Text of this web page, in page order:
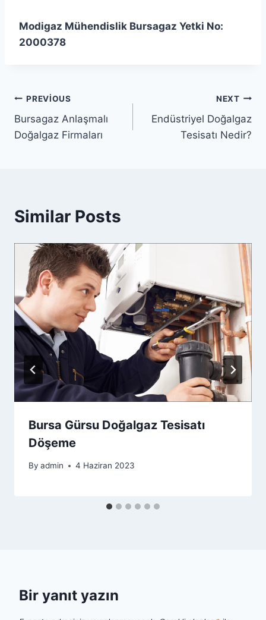
Modigaz Mühendislik Bursagaz Yetki No:
2000378
Yazı
gezinmesi
PREVIOUS
Bursagaz Anlaşmalı
Doğalgaz Firmaları
NEXT
Endüstriyel Doğalgaz
Tesisatı Nedir?
Similar Posts
Bursa Gürsu Doğalgaz Tesisatı
Döşeme
By admin 4 Haziran 2023
Bir yanıt yazın